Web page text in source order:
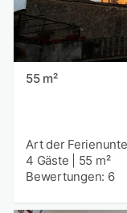
55 m²
Art der
4 Gäste
55 m²
Bewertungen: 6